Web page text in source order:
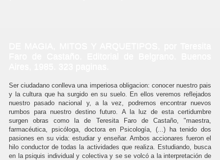
Ser ciudadano conlleva una imperiosa obligacion: conocer nuestro pais
y la cultura que ha surgido en su suelo. En ellos veremos reflejados
nuestro pasado nacional y, a la vez, podremos encontrar nuevos
rumbos para nuestro destino futuro. A la luz de esta certidumbre
surgen obras como la de Teresita Faro de Castaño, "maestra,
farmacéutica, psicóloga, doctora en Psicología, (...) ha tenido dos
pasiones en su vida: estudiar y enseñar. Ambos accionares fueron el
hilo conductor de todas la actividades que realiza. Estudiando, busca
en la psiquis individual y colectiva y se se volcó a la interpretación de